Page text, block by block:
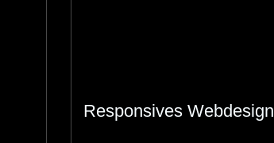
Responsives Webdesign